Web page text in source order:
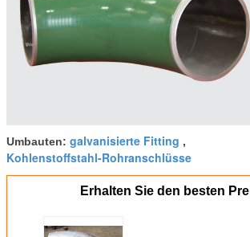
Umbauten: galvanisierte Fitting ,
Kohlenstoffstahl-Rohranschlüsse
Erhalten Sie den besten